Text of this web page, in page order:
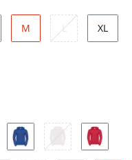
M L XL